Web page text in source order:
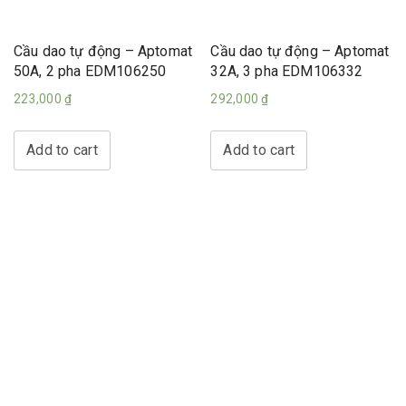
Cầu dao tự động – Aptomat
50A, 2 pha EDM106250
223,000 ₫
Add to cart
Cầu dao tự động – Aptomat
32A, 3 pha EDM106332
292,000₫
Add to cart